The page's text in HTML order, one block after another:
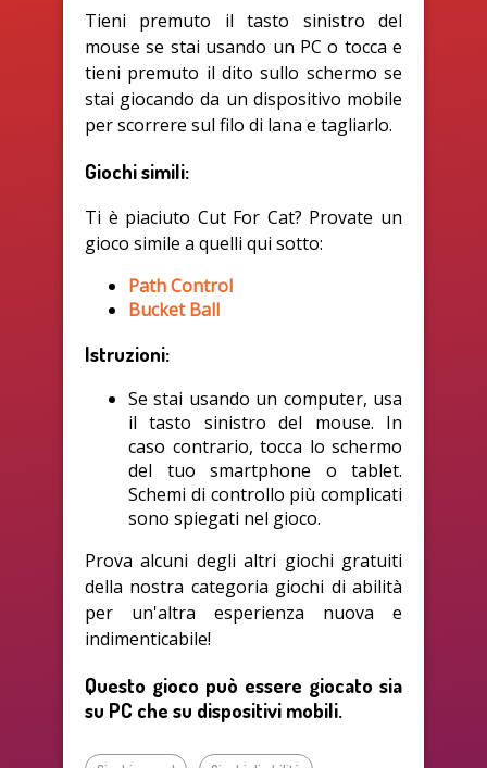
Tieni premuto il tasto sinistro del
mouse se stai usando un PC o tocca e
tieni premuto il dito sullo schermo se
stai giocando da un dispositivo mobile
per scorrere sul filo di lana e tagliarlo.
Giochi simili:
Ti è piaciuto Cut For Cat? Provate un
gioco simile a quelli qui sotto:
Path Control
Bucket Ball
Istruzioni:
Se stai usando un computer, usa
il tasto sinistro del mouse. In
caso contrario, tocca lo schermo
del tuo smartphone o tablet.
Schemi di controllo più complicati
sono spiegati nel gioco.
Prova alcuni degli altri giochi gratuiti
della nostra categoria giochi di abilità
per un'altra esperienza nuova e
indimenticabile!
Questo gioco può essere giocato sia
su PC che su dispositivi mobili.